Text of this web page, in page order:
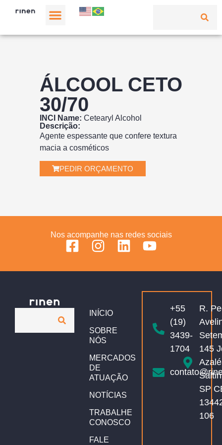
ÁLCOOL CETO
30/70
INCI Name: Cetearyl Alcohol
Descrição:
Agente espessante que confere textura
macia a cosméticos
PEDIR ORÇAMENTO
Nos acompanhe nas redes sociais
INÍCIO
SOBRE
NÓS
MERCADOS
DE
ATUAÇÃO
NOTÍCIAS
TRABALHE
CONOSCO
FALE
+55
(19)
3439-
1704
R.
145
SP
106